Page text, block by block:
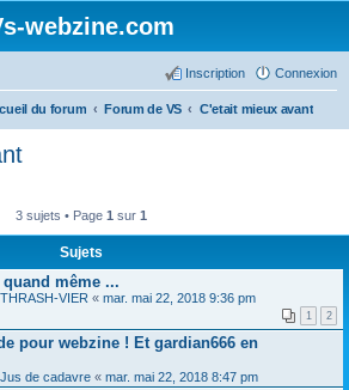
webzine.com
Connexion
Inscription
du forum Forum de VS C'etait mieux avant
3 sujets • Page 1 sur 1
Sujets
même ...
THRASH-VIER « mar. mai 22, 2018 9:36 pm
1 2
pour webzine ! Et gardian666 en
Jus de cadavre « mar. mai 22, 2018 8:47 pm